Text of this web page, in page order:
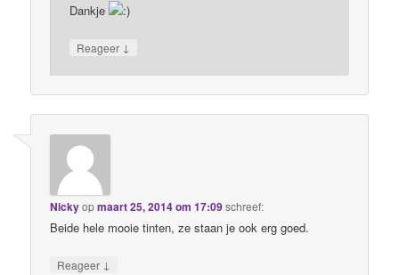
Dankje
Reageer ↓
Nickyopmaart 25, 2014 om 17:09schreef:
Beide hele mooie tinten, ze staan je ook erg goed.
Reageer ↓